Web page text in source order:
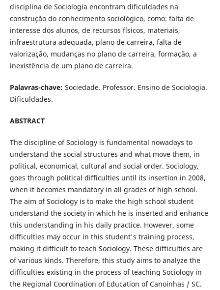
disciplina de Sociologia encontram dificuldades na
construção do conhecimento sociológico, como: falta de
interesse dos alunos, de recursos físicos, materiais,
infraestrutura adequada, plano de carreira, falta de
valorização, mudanças no plano de carreira, formação, a
inexistência de um plano de carreira.
Palavras-chave: Sociedade. Professor. Ensino de Sociologia.
Dificuldades.
ABSTRACT
The discipline of Sociology is fundamental nowadays to
understand the social structures and what move them, in
political, economical, cultural and social order. Sociology,
goes through political difficulties until its insertion in 2008,
when it becomes mandatory in all grades of high school.
The aim of Sociology is to make the high school student
understand the society in which he is inserted and enhance
this understanding in his daily practice. However, some
difficulties may occur in this student's training process,
making it difficult to teach Sociology. These difficulties are
of various kinds. Therefore, this study aims to analyze the
difficulties existing in the process of teaching Sociology in
the Regional Coordination of Education of Canoinhas / SC.